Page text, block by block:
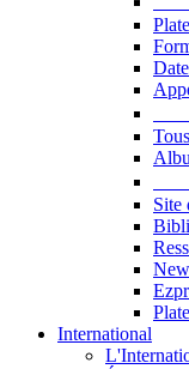
Site
International